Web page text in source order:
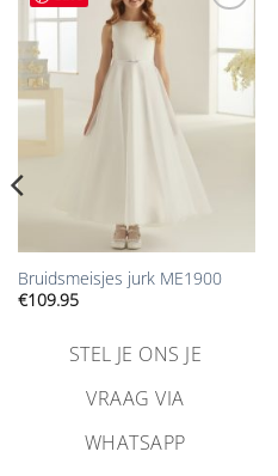
toevoegen
Bruidsmeisjes jurk ME1900
€109.95
STEL JE ONS JE
VRAAG VIA
WHATSAPP